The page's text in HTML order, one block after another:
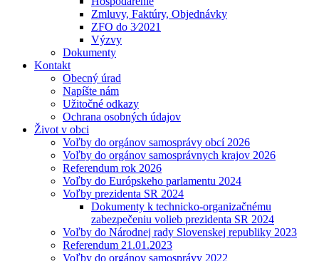
Zmluvy, Faktúry, Objednávky
ZFO do 3⁄2021
Výzvy
Dokumenty
Kontakt
Obecný úrad
Napíšte nám
Užitočné odkazy
Ochrana osobných údajov
Život v obci
Voľby do orgánov samosprávy obcí 2026
Voľby do orgánov samosprávnych krajov 2026
Referendum rok 2026
Voľby do Európskeho parlamentu 2024
Voľby prezidenta SR 2024
Dokumenty k technicko-organizačnému
zabezpečeniu volieb prezidenta SR 2024
Voľby do Národnej rady Slovenskej republiky 2023
Referendum 21.01.2023
Voľby do orgánov samosprávy 2022